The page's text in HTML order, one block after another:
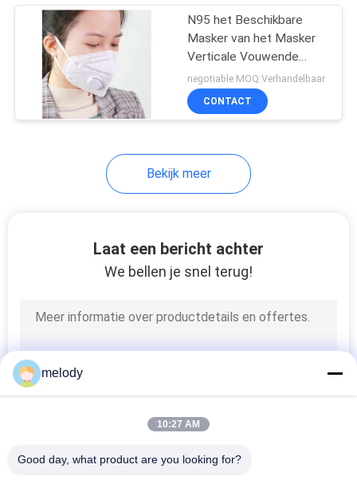
Medische Ijszak
Beschikbaar
Beschikbaar
Hoofdglb
N95 het Beschikbare
Masker van het Masker
Verticale Vouwende
FFP2 Gezicht 4
Laagbescherming
negotiable MOQ:Verhandelbaar
CONTACT
Bekijk meer
Laat een bericht achter
We bellen je snel terug!
melody
10:27 AM
Good day, what product are you looking for?